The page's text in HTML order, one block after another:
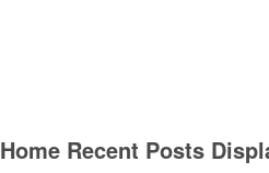
Home Recent Posts